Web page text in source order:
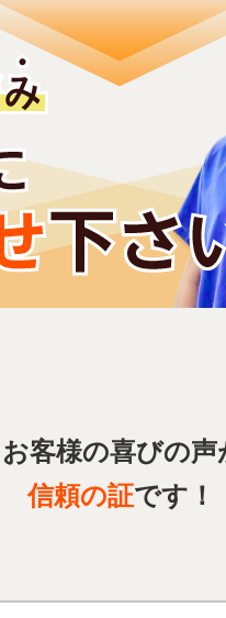
お客様の喜びの声
信頼の証です！